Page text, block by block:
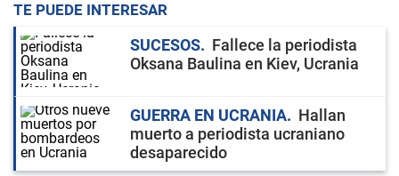
TE PUEDE INTERESAR
SUCESOS
Fallece la periodista
Oksana Baulina en Kiev, Ucrania
GUERRA EN UCRANIA
Hallan
muerto a periodista ucraniano
desaparecido